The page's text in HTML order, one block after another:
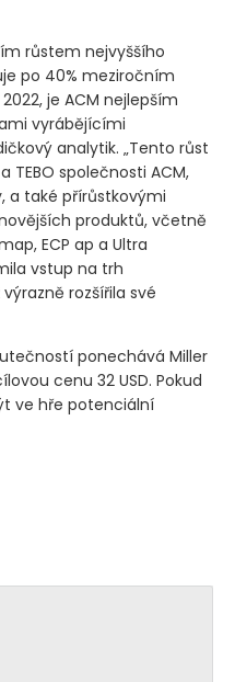
růstem nejvyššího
po 40% meziročním
je ACM nejlepším
vyrábějícími
analytik. „Tento růst
TEBO společnosti ACM,
a také přírůstkovými
produktů, včetně
ECP ap a Ultra
vstup na trh
rozšířila své
ponechává Miller
cenu 32 USD. Pokud
ve hře potenciální